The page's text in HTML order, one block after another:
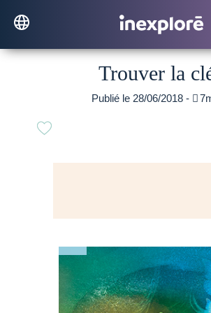
Trouver la
Publié le 28/06/2018 - 